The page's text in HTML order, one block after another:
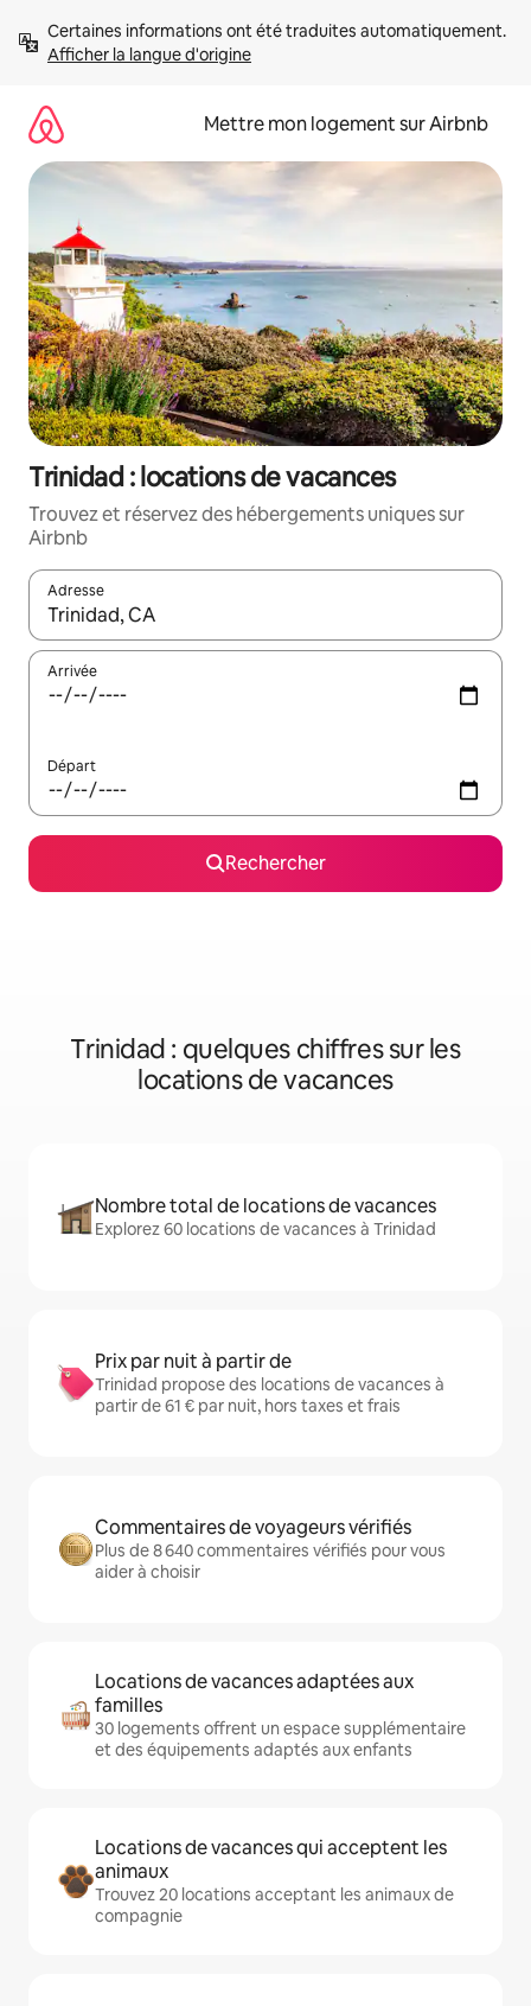
directement
Afficher la langue d'origine
Mettre mon logement sur Airbnb
Trinidad : locations de vacances
Trouvez et réservez des hébergements uniques sur
Airbnb
Adresse
Lorsque les résultats s'affichent, utilisez les flèches vers le
Arrivée
Départ
Rechercher
Trinidad : quelques chiffres sur les
locations de vacances
Nombre total de locations de vacances
Explorez 60 locations de vacances à Trinidad
Prix par nuit à partir de
Trinidad propose des locations de vacances à
partir de 61 € par nuit, hors taxes et frais
Commentaires de voyageurs vérifiés
Plus de 8 640 commentaires vérifiés pour vous
aider à choisir
Locations de vacances adaptées aux
familles
30 logements offrent un espace supplémentaire
et des équipements adaptés aux enfants
Locations de vacances qui acceptent les
animaux
Trouvez 20 locations acceptant les animaux de
compagnie